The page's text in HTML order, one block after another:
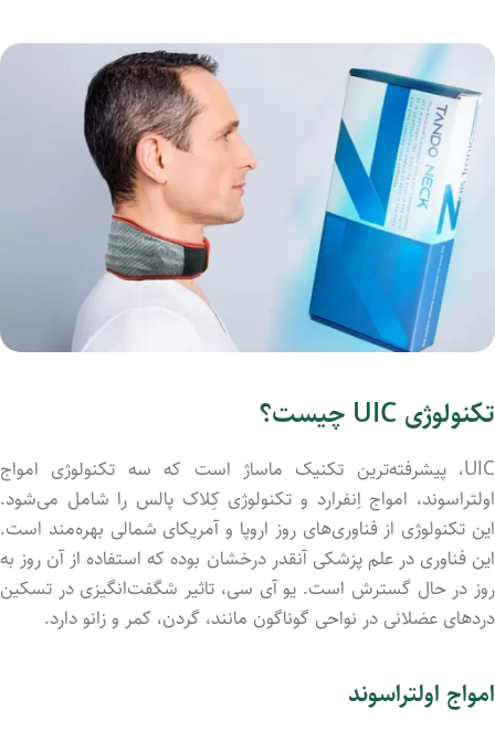
تکنولوژی UIC چیست؟
UIC، پیشرفته‌ترین تکنیک ماساژ است که سه تکنولوژی امواج
اولتراسوند، امواج اِنفرارد و تکنولوژی کِلاک پالس را شامل می‌شود.
این تکنولوژی از فناوری‌های روز اروپا و آمریکای شمالی بهره‌مند است.
این فناوری در علم پزشکی آنقدر درخشان بوده که استفاده از آن روز به
روز در حال گسترش است. یو آی سی، تاثیر شگفت‌انگیزی در تسکین
دردهای عضلانی در نواحی گوناگون مانند، گردن، کمر و زانو دارد.
امواج اولتراسوند